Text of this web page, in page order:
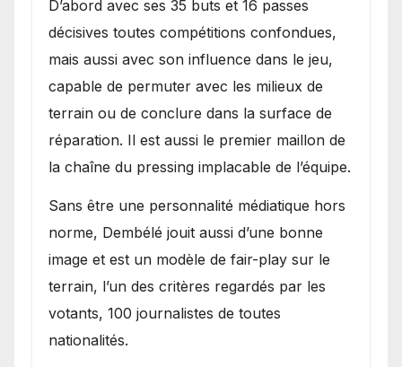
D’abord avec ses 35 buts et 16 passes
décisives toutes compétitions confondues,
mais aussi avec son influence dans le jeu,
capable de permuter avec les milieux de
terrain ou de conclure dans la surface de
réparation. Il est aussi le premier maillon de
la chaîne du pressing implacable de l’équipe.
Sans être une personnalité médiatique hors
norme, Dembélé jouit aussi d’une bonne
image et est un modèle de fair-play sur le
terrain, l’un des critères regardés par les
votants, 100 journalistes de toutes
nationalités.